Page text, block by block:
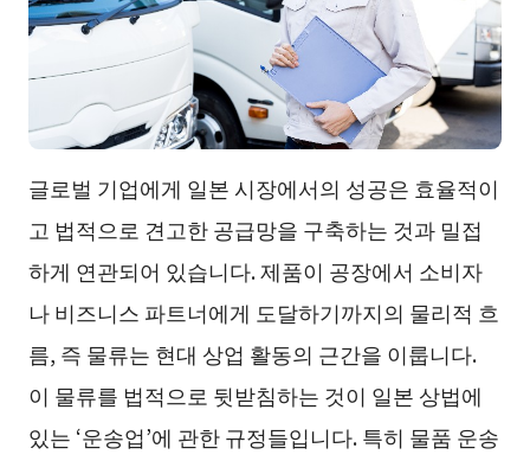
글로벌 기업에게 일본 시장에서의 성공은 효율적이
고 법적으로 견고한 공급망을 구축하는 것과 밀접
하게 연관되어 있습니다. 제품이 공장에서 소비자
나 비즈니스 파트너에게 도달하기까지의 물리적 흐
름, 즉 물류는 현대 상업 활동의 근간을 이룹니다.
이 물류를 법적으로 뒷받침하는 것이 일본 상법에
있는 ‘운송업’에 관한 규정들입니다. 특히 물품 운송